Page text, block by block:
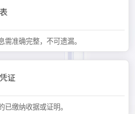
需准确完整，不可遗漏。
证
已缴纳收据或证明。